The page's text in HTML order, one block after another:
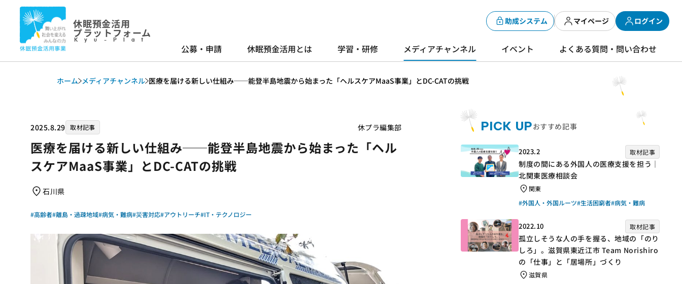
休眠預金活用
プラットフォーム
Kyu-Plat
助成システム マイページ ログイン
公募・申請 休眠預金活用とは 学習・研修 メディアチャンネル イベント よくある質問・問い合わせ
ホーム メディアチャンネル 医療を届ける新しい仕組み──能登半島地震から始まった「ヘルスケアMaaS事業」とDC-CATの挑戦
2025.8.29 取材記事 休プラ編集部
医療を届ける新しい仕組み──能登半島地震から始まった「ヘル
スケアMaaS事業」とDC-CATの挑戦
石川県
#高齢者#離島・過疎地域#病気・難病#災害対応#アウトリーチ#IT・テクノロジー
PICK UPおすすめ記事
2023.2 取材記事
制度の間にある外国人の医療支援を担う｜
北関東医療相談会
関東
#外国人・外国ルーツ#生活困窮者#病気・難病
2022.10 取材記事
孤立しそうな人の手を握る、地域の「のり
しろ」。滋賀県東近江市 Team Norishiro
の「仕事」と「居場所」づくり
滋賀県